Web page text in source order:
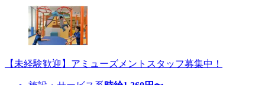
【未経験歓迎】アミューズメントスタッフ募集中！